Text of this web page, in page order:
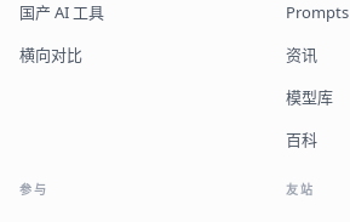
国产 AI 工具
横向对比
Prompts
资讯
模型库
百科
参与 友站